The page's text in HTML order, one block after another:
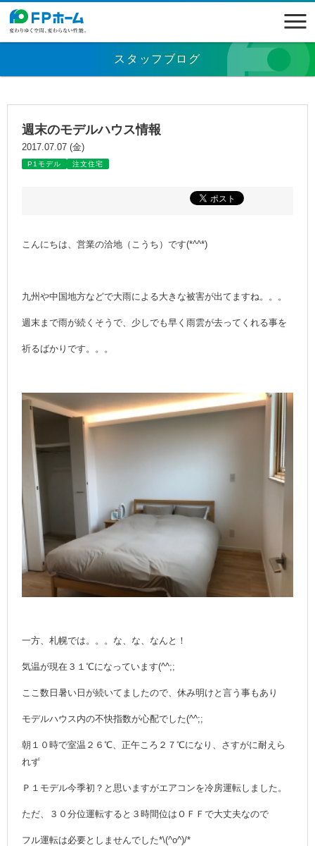
スタッフブログ
週末のモデルハウス情報
2017.07.07 (金)
P1モデル 注文住宅
こんにちは、営業の洽地（こうち）です(*^^*)
九州や中国地方などで大雨による大きな被害が出てますね。。。
週末まで雨が続くそうで、少しでも早く雨雲が去ってくれる事を
祈るばかりです。。。
一方、札幌では。。。な、な、なんと！
気温が現在３１℃になっています(^^;;
ここ数日暑い日が続いてましたので、休み明けと言う事もあり
モデルハウス内の不快指数が心配でした(^^;;
朝１０時で室温２６℃、正午ころ２７℃になり、さすがに耐えら
れず
Ｐ１モデル今季初？と思いますがエアコンを冷房運転しました。
ただ、３０分位運転すると３時間位はＯＦＦで大丈夫なので
フル運転は必要としませんでした*\(^o^)/*